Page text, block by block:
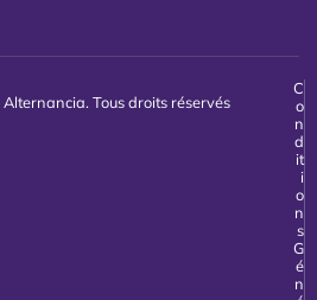
Tous droits réservés
C
o
n
d
it
i
o
n
s
G
é
n